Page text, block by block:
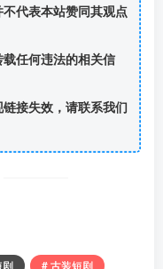
代表本站赞同其观点
任何违法的相关信
接失效，请联系我们
剧 # 古装短剧